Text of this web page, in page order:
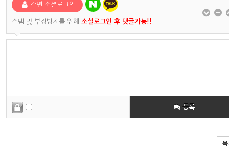
간편 소셜로그인
스팸 및 부정방지를 위해 소셜로그인 후 댓글가능!!
등록
목